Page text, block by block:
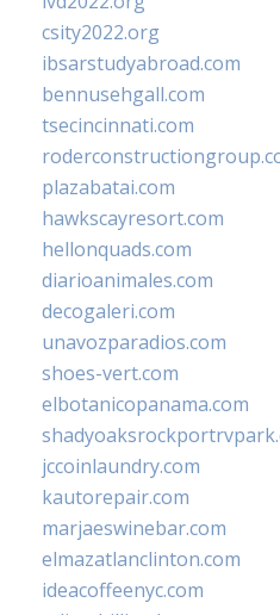
csity2022.org
ibsarstudyabroad.com
bennusehgall.com
tsecincinnati.com
plazabatai.com
hawkscayresort.com
hellonquads.com
diarioanimales.com
decogaleri.com
unavozparadios.com
shoes-vert.com
elbotanicopanama.com
jccoinlaundry.com
kautorepair.com
marjaeswinebar.com
elmazatlanclinton.com
ideacoffeenyc.com